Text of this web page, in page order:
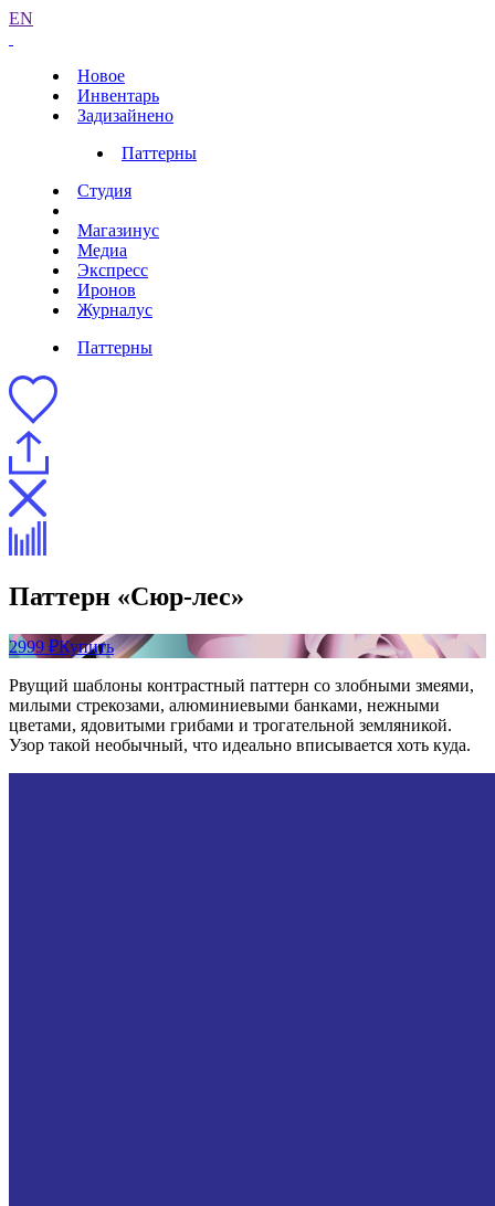
EN
Новое
Инвентарь
Задизайнено
Паттерны
Студия
Магазинус
Медиа
Экспресс
Иронов
Журналус
Паттерны
Паттерн «Сюр-лес»
2999 ₽Купить
Рвущий шаблоны контрастный паттерн со злобными змеями,
милыми стрекозами, алюминиевыми банками, нежными
цветами, ядовитыми грибами и трогательной земляникой.
Узор такой необычный, что идеально вписывается хоть куда.